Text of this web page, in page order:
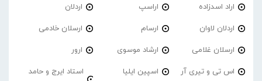
اراد اسدزاده اراسپ اردلان
اردلان لاوان ارسام ارسلان خادمی
ارسلان غلامی ارشاد موسوی ارور
اس تی و تیری آر اسپین ایلیا
استاد ایرج و حامد